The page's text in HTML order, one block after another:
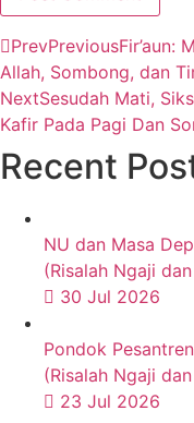
PrevPreviousFir’aun:
Allah, Sombong, dan
NextSesudah Mati,
Kafir Pada Pagi Dan
Recent
NU dan Masa
(Risalah Ngaji
30 Jul 2026
Pondok
(Risalah Ngaji
23 Jul 2026